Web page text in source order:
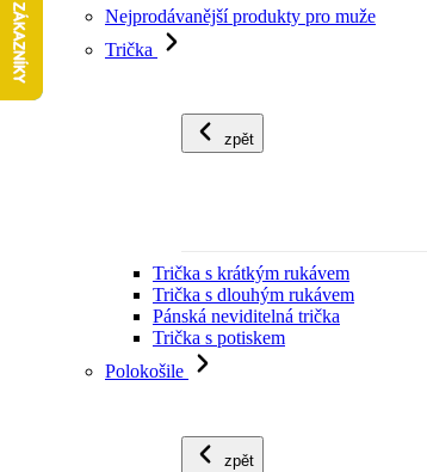
Nejprodávanější produkty pro muže
Trička
zpět
Trička s krátkým rukávem
Trička s dlouhým rukávem
Pánská neviditelná trička
Trička s potiskem
Polokošile
zpět